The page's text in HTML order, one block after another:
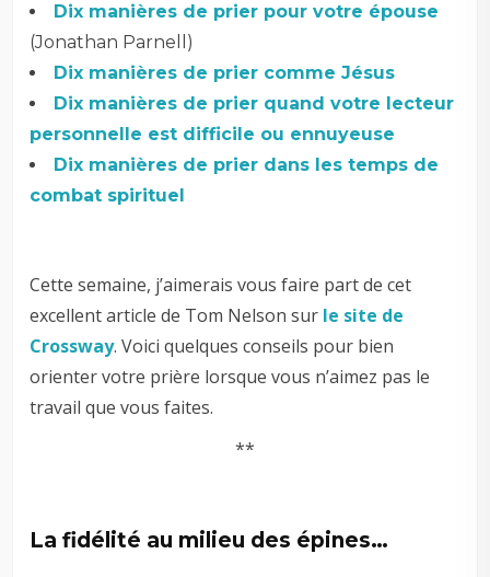
Dix manières de prier pour votre épouse
(Jonathan Parnell)
Dix manières de prier comme Jésus
Dix manières de prier quand votre lecteur
personnelle est difficile ou ennuyeuse
Dix manières de prier dans les temps de
combat spirituel
Cette semaine, j’aimerais vous faire part de cet
excellent article de Tom Nelson sur le site de
Crossway. Voici quelques conseils pour bien
orienter votre prière lorsque vous n’aimez pas le
travail que vous faites.
**
La fidélité au milieu des épines…